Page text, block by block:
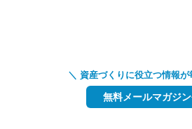
＼ 資産づくりに役立つ情報が
無料メールマガジ